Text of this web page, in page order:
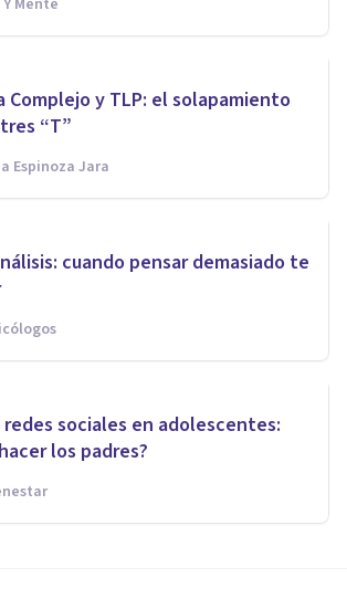
Mente
Complejo y TLP: el solapamiento
“T”
Espinoza Jara
cuando pensar demasiado te
sociales en adolescentes:
los padres?